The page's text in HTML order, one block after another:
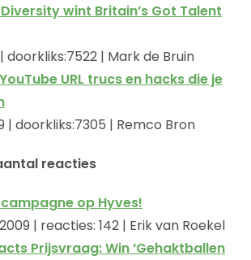
wint Britain’s Got Talent
doorkliks:7522 | Mark de Bruin
URL trucs en hacks die je
| doorkliks:7305 | Remco Bron
reacties
op Hyves!
| reacties: 142 | Erik van Roekel
Prijsvraag: Win ‘Gehaktballen